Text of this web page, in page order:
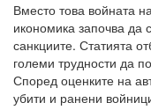
Вместо това войната
икономика започва да
санкциите. Статията
големи трудности да
Според оценките на
убити и ранени